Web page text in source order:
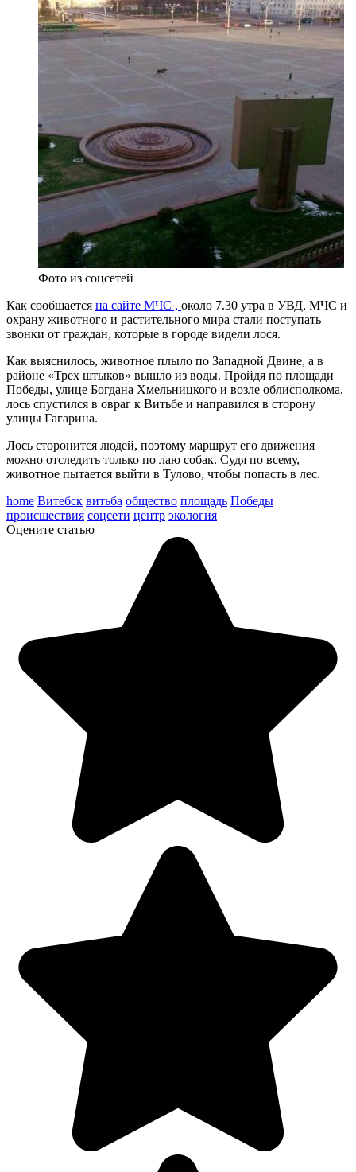
Фото из соцсетей
Как сообщается на сайте МЧС , около 7.30 утра в УВД, МЧС и
охрану животного и растительного мира стали поступать
звонки от граждан, которые в городе видели лося.
Как выяснилось, животное плыло по Западной Двине, а в
районе «Трех штыков» вышло из воды. Пройдя по площади
Победы, улице Богдана Хмельницкого и возле облисполкома,
лось спустился в овраг к Витьбе и направился в сторону
улицы Гагарина.
Лось сторонится людей, поэтому маршрут его движения
можно отследить только по лаю собак. Судя по всему,
животное пытается выйти в Тулово, чтобы попасть в лес.
home Витебск витьба общество площадь Победы
происшествия соцсети центр экология
Оцените статью